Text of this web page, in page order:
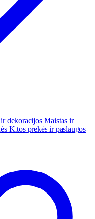
dekoracijos Maistas ir
Kitos prekės ir paslaugos